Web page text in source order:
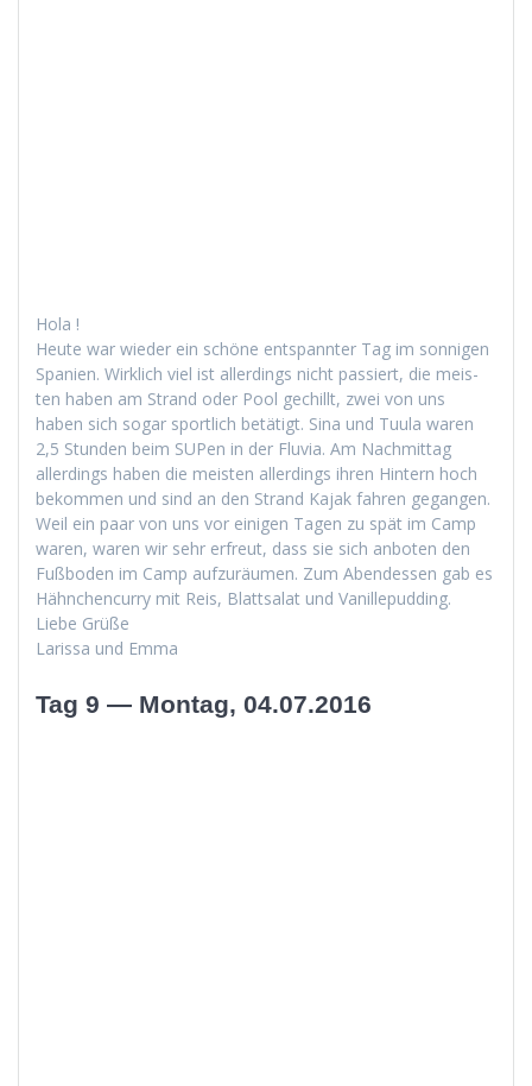
Hola !
Heute war wieder ein schöne entspan­nter Tag im son­ni­gen
Spanien. Wirk­lich viel ist allerd­ings nicht passiert, die meis­
ten haben am Strand oder Pool gechillt, zwei von uns
haben sich sog­ar sportlich betätigt. Sina und Tuu­la waren
2,5 Stun­den beim SUPen in der Flu­via. Am Nach­mit­tag
allerd­ings haben die meis­ten allerd­ings ihren Hin­tern hoch
bekom­men und sind an den Strand Kajak fahren gegan­gen.
Weil ein paar von uns vor eini­gen Tagen zu spät im Camp
waren, waren wir sehr erfreut, dass sie sich anboten den
Fuß­bo­den im Camp aufzuräu­men. Zum Aben­dessen gab es
Häh­nchen­cur­ry mit Reis, Blattsalat und Vanillepudding.
Liebe Grüße
Laris­sa und Emma
Tag 9 — Montag, 04.07.2016